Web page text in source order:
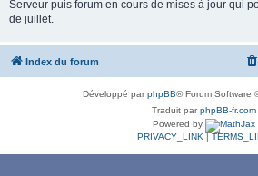
Serveur puis forum en cours de mises à jour qui
de juillet.
Index du forum
Développé parphpBB® Forum Software
Traduit parphpBB-fr.com
Powered by
PRIVACY_LINK |